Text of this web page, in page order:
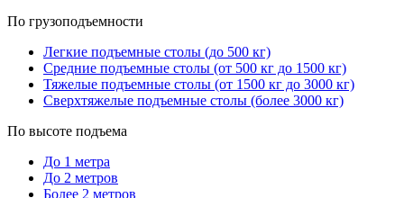
По грузоподъемности
Легкие подъемные столы (до 500 кг)
Средние подъемные столы (от 500 кг до 1500 кг)
Тяжелые подъемные столы (от 1500 кг до 3000 кг)
Сверхтяжелые подъемные столы (более 3000 кг)
По высоте подъема
До 1 метра
До 2 метров
Более 2 метров